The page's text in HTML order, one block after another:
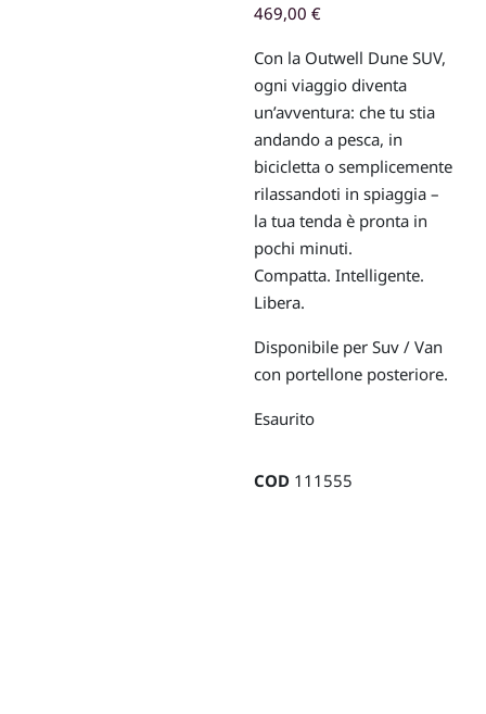
469,00 €
Con la Outwell Dune SUV,
ogni viaggio diventa
un’avventura: che tu stia
andando a pesca, in
bicicletta o semplicemente
rilassandoti in spiaggia –
la tua tenda è pronta in
pochi minuti.
Compatta. Intelligente.
Libera.
Disponibile per Suv / Van
con portellone posteriore.
Esaurito
COD 111555